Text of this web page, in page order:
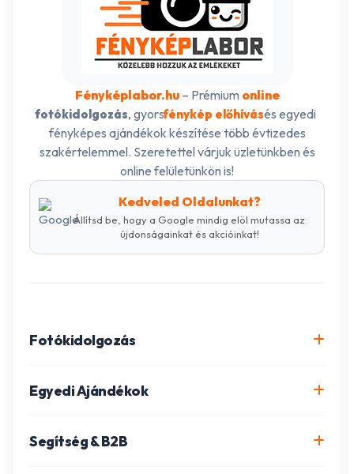
Fényképlabor.hu– Prémium online
fotókidolgozás, gyorsfénykép előhívásés egyedi
fényképes ajándékok készítése több évtizedes
szakértelemmel. Szeretettel várjuk üzletünkben és
online felületünkön is!
Kedveled Oldalunkat?
Állítsd be, hogy a Google mindig elöl mutassa az
újdonságainkat és akcióinkat!
Fotókidolgozás
Igazolványkép készítés
Egyedi Ajándékok
Segítség & B2B